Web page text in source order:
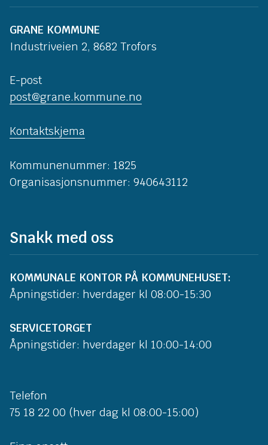
GRANE KOMMUNE
Industriveien 2, 8682 Trofors
E-post
post@grane.kommune.no
Kontaktskjema
Kommunenummer: 1825
Organisasjonsnummer: 940643112
Snakk med oss
KOMMUNALE KONTOR PÅ KOMMUNEHUSET:
Åpningstider: hverdager kl 08:00-15:30
SERVICETORGET
Åpningstider: hverdager kl 10:00-14:00
Telefon
75 18 22 00 (hver dag kl 08:00-15:00)